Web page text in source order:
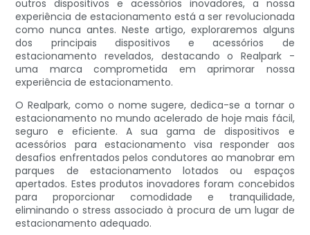
outros dispositivos e acessórios inovadores, a nossa
experiência de estacionamento está a ser revolucionada
como nunca antes. Neste artigo, exploraremos alguns
dos principais dispositivos e acessórios de
estacionamento revelados, destacando o Realpark -
uma marca comprometida em aprimorar nossa
experiência de estacionamento.
O Realpark, como o nome sugere, dedica-se a tornar o
estacionamento no mundo acelerado de hoje mais fácil,
seguro e eficiente. A sua gama de dispositivos e
acessórios para estacionamento visa responder aos
desafios enfrentados pelos condutores ao manobrar em
parques de estacionamento lotados ou espaços
apertados. Estes produtos inovadores foram concebidos
para proporcionar comodidade e tranquilidade,
eliminando o stress associado à procura de um lugar de
estacionamento adequado.